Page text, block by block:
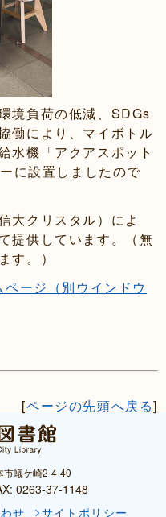
境負荷の低減、SDGs
働により、マイボトル
水機「アクアスポット
に設置しましたので
大クリスタル）によ
提供しています。（無
す。）
ージ （別ウインドウ
[ページの先頭へ戻る]
蟻ケ崎2-4-40
0263-37-1148
せ サイトポリシー